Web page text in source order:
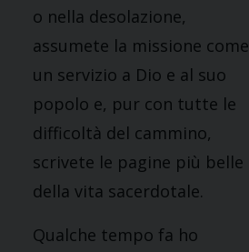
o nella desolazione,
assumete la missione come
un servizio a Dio e al suo
popolo e, pur con tutte le
difficoltà del cammino,
scrivete le pagine più belle
della vita sacerdotale.
Qualche tempo fa ho